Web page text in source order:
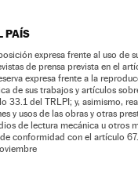
PAÍS
expresa frente al uso de
de prensa prevista en el
expresa frente a la
de sus trabajos y artículos
33.1 del TRLPI; y, asimismo,
y usos de las obras y otras
de lectura mecánica u otros
conformidad con el artículo